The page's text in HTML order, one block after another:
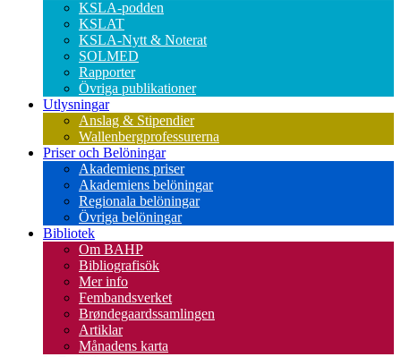
KSLA-podden
KSLAT
KSLA-Nytt & Noterat
SOLMED
Rapporter
Övriga publikationer
Utlysningar
Anslag & Stipendier
Wallenbergprofessurerna
Priser och Belöningar
Akademiens priser
Akademiens belöningar
Regionala belöningar
Övriga belöningar
Bibliotek
Om BAHP
Bibliografisök
Mer info
Fembandsverket
Brøndegaardssamlingen
Artiklar
Månadens karta